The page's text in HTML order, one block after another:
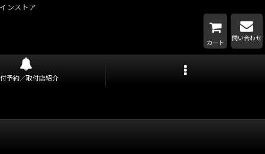
ンストア
カート
問い合わせ
予約／取付店紹介